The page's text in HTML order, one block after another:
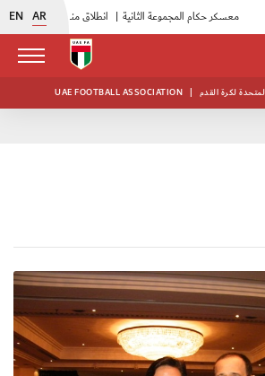
EN AR انطلاق منافسات بطولة النخبة لحرس الرئاسة |
UAE FOOTBALL ASSOCIATION | لكرة القدم